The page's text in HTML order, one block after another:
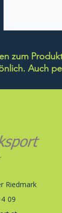
zum
Auch
Riedmark
09